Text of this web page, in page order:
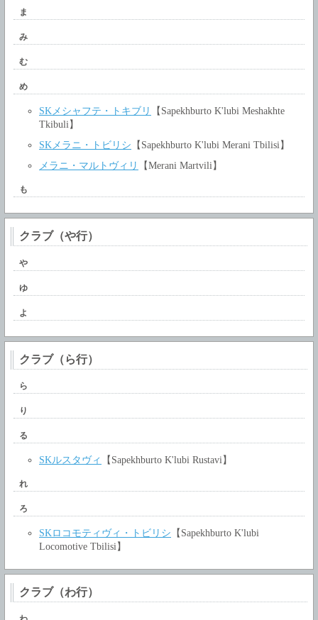
ま
み
む
め
SKメシャフテ・トキブリ
【Sapekhburto K'lubi Meshakhte
Tkibuli】
SKメラニ・トビリシ 【Sapekhburto K'lubi Merani Tbilisi】
メラニ・マルトヴィリ
【Merani Martvili】
も
クラブ（や行）
や
ゆ
よ
クラブ（ら行）
ら
り
る
SKルスタヴィ 【Sapekhburto K'lubi Rustavi】
れ
ろ
SKロコモティヴィ・トビリシ 【Sapekhburto K'lubi
Locomotive Tbilisi】
クラブ（わ行）